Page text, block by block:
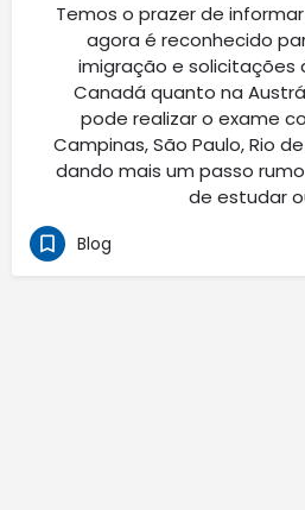
Temos o prazer de informar
agora é reconhecido
imigração e solicitações
Canadá quanto na
pode realizar o exame
Campinas, São Paulo, Rio
dando mais um passo
de estudar
Blog